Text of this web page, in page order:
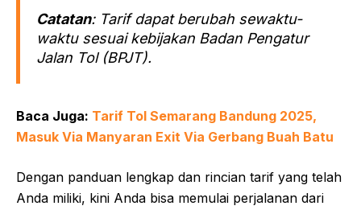
Catatan: Tarif dapat berubah sewaktu-
waktu sesuai kebijakan Badan Pengatur
Jalan Tol (BPJT).
Baca Juga: Tarif Tol Semarang Bandung 2025,
Masuk Via Manyaran Exit Via Gerbang Buah Batu
Dengan panduan lengkap dan rincian tarif yang telah
Anda miliki, kini Anda bisa memulai perjalanan dari